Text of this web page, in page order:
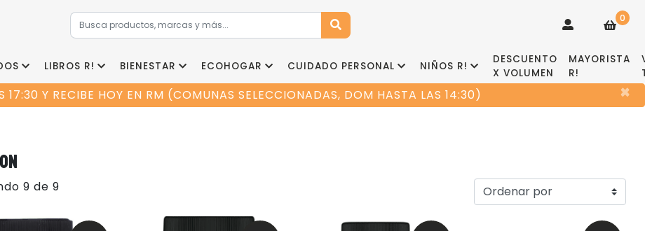
0
LIBROS R! BIENESTAR ECOHOGAR CUIDADO PERSONAL NIÑOS R!
DESCUENTO
X VOLUMEN
MAYORISTA
R!
17:30 Y RECIBE HOY EN RM (COMUNAS SELECCIONADAS, DOM HASTA LAS 14:30) ×
9 de 9